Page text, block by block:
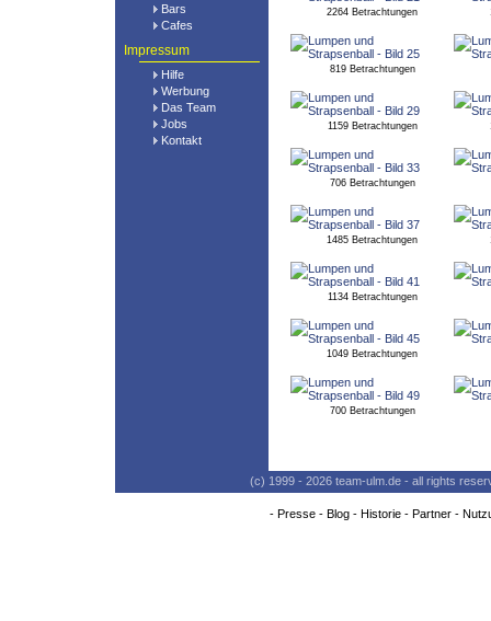
Bars
Cafes
Impressum
Hilfe
Werbung
Das Team
Jobs
Kontakt
2264 Betrachtungen
819 Betrachtungen
1159 Betrachtungen
706 Betrachtungen
1485 Betrachtungen
1134 Betrachtungen
1049 Betrachtungen
700 Betrachtungen
(c) 1999 - 2026 team-ulm.de - all rights
- Presse- Blog- Historie- Partner-